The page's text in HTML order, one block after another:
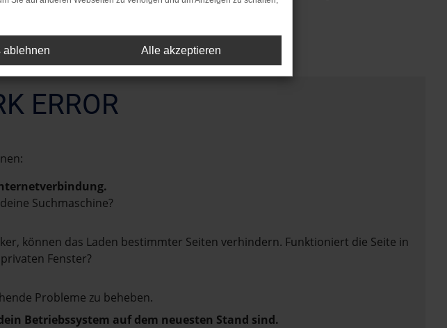
ERROR
Suchmaschine?
können das Laden bestimmter Seiten verhindern. Funktioniert die Seite in
Fenster?
Probleme zu beheben.
Betriebssystem auf dem neuesten Stand sind.
ablehnen Alle akzeptieren